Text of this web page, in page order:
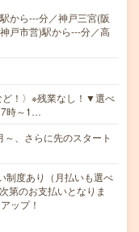
から---分／神戸三宮(阪
戸市営)駅から---分／高
ど！〉※残業なし！▼選べ
7時～1…
さらに先のスタート
度あり（月払いも選べ
第のお支払いとなりま
ップ！